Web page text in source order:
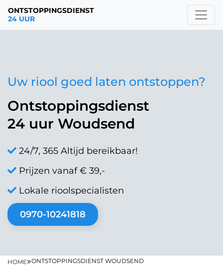
ONTSTOPPINGSDIENST
24 UUR
Uw riool goed laten ontstoppen?
Ontstoppingsdienst
24 uur Woudsend
24/7, 365 Altijd bereikbaar!
Prijzen vanaf € 39,-
Lokale rioolspecialisten
0970-10241818
HOME»ONTSTOPPINGSDIENST WOUDSEND